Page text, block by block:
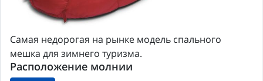
Самая недорогая на рынке модель спального
мешка для зимнего туризма.
Расположение молнии